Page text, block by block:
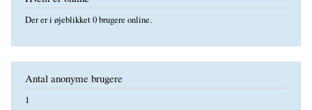
Der er i øjeblikket 0 brugere online.
Antal anonyme brugere
1